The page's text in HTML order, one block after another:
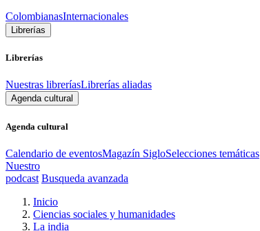
ColombianasInternacionales
Librerías
Librerías
Nuestras libreríasLibrerías aliadas
Agenda cultural
Agenda cultural
Calendario de eventosMagazín SigloSelecciones temáticas
Nuestro
podcast Busqueda avanzada
Inicio
Ciencias sociales y humanidades
La india